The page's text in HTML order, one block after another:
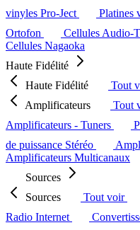
vinyles Pro-Ject
Platines
Ortofon
Cellules Audio-
Cellules Nagaoka
Haute Fidélité
Haute Fidélité
Tout
Amplificateurs
Tout
Amplificateurs - Tuners
de puissance Stéréo
Amplificateurs Multicanaux
Sources
Sources
Tout voir
Radio Internet